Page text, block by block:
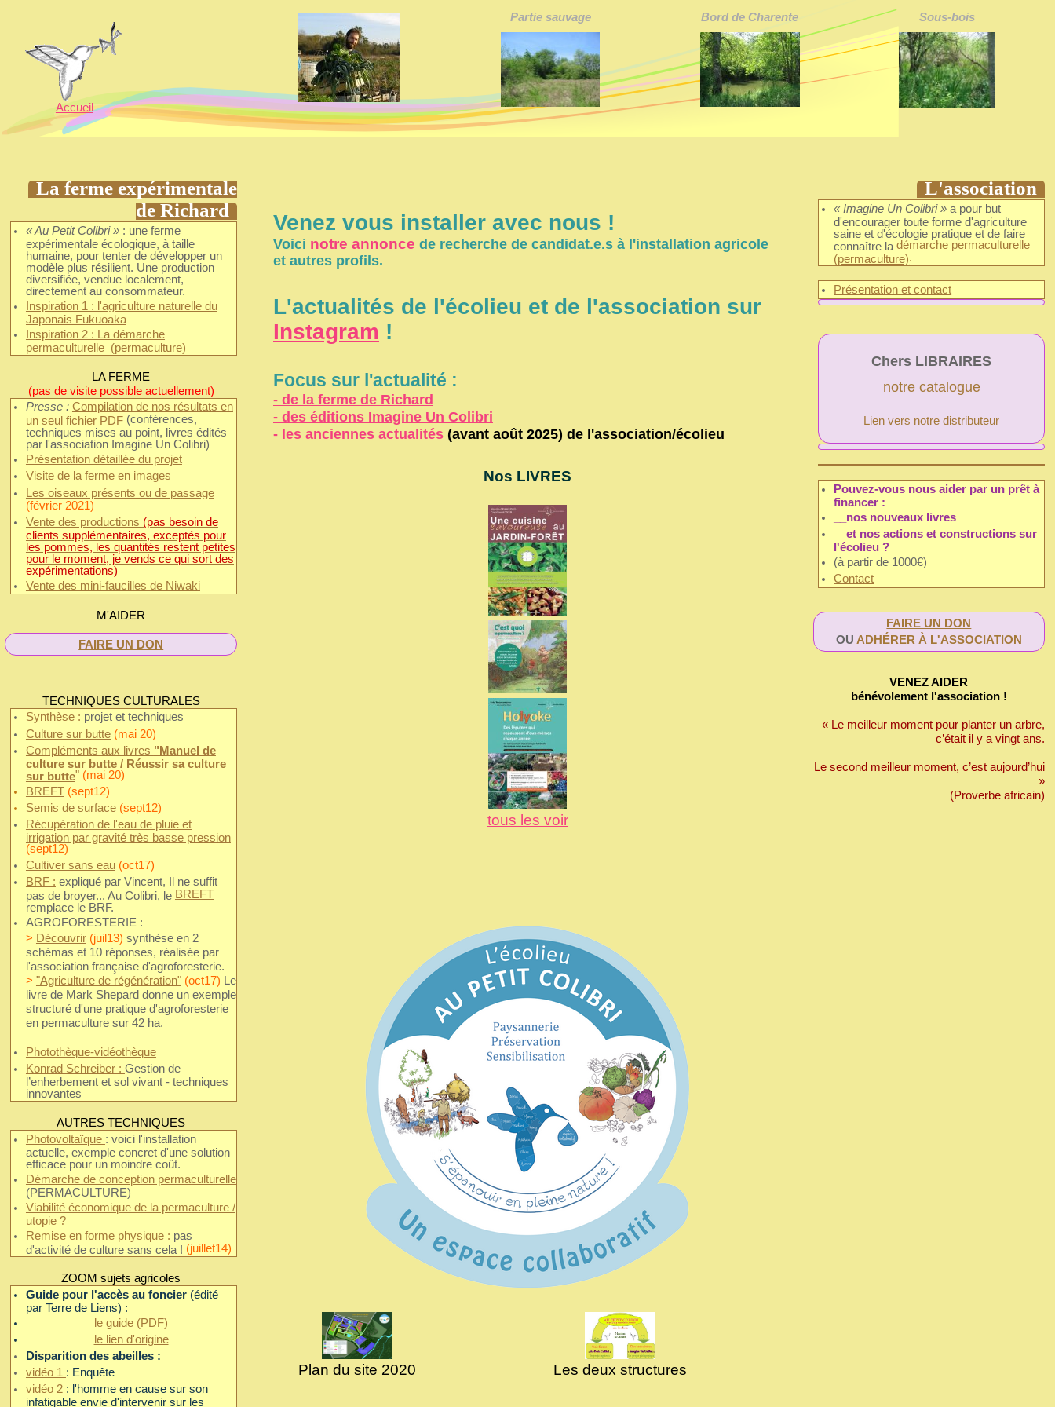
Accueil
Partie sauvage Bord de Charente Sous-bois
La ferme expérimentale
de Richard
« Au Petit Colibri »: une ferme
expérimentale écologique, à taille
humaine, pour tenter de développer un
modèle plus résilient. Une production
diversifiée, vendue localement,
directement au consommateur.
Inspiration 1 : l'agriculture naturelle du
Japonais Fukuoaka
Inspiration 2 : La démarche
permaculturelle (permaculture)
LA FERME
(pas de visite possible actuellement)
Presse : Compilation de nos résultats en
un seul fichier PDF(conférences,
techniques mises au point, livres édités
par l'association Imagine Un Colibri)
Présentation détaillée du projet
Visite de la ferme en images
Les oiseaux présents ou de passage
(février 2021)
Vente des productions (pas besoin de
clients supplémentaires, exceptés pour
les pommes, les quantités restent petites
pour le moment, je vends ce qui sort des
expérimentations)
Vente des mini-faucilles de Niwaki
M'AIDER
FAIRE UN DON
TECHNIQUES CULTURALES
Synthèse : projet et techniques
Culture sur butte (mai 20)
Compléments aux livres "Manuel de
culture sur butte / Réussir sa culture
sur butte" (mai 20)
BREFT (sept12)
Semis de surface(sept12)
Récupération de l'eau de pluie et
irrigation par gravité très basse pression
(sept12)
Cultiver sans eau(oct17)
BRF : expliqué par Vincent, Il ne suffit
pas de broyer... Au Colibri, le BREFT
remplace le BRF.
AGROFORESTERIE :
> Découvrir(juil13) synthèse en 2
schémas et 10 réponses, réalisée par
l'association française d'agroforesterie.
> "Agriculture de régénération"(oct17) Le
livre de Mark Shepard donne un exemple
structuré d'une pratique d'agroforesterie
en permaculture sur 42 ha.
Photothèque-vidéothèque
Konrad Schreiber : Gestion de
l’enherbement et sol vivant - techniques
innovantes
AUTRES TECHNIQUES
Photovoltaïque : voici l'installation
actuelle, exemple concret d'une solution
efficace pour un moindre coût.
Démarche de conception permaculturelle
(PERMACULTURE)
Viabilité économique de la permaculture /
utopie ?
Remise en forme physique : pas
d'activité de culture sans cela ! (juillet14)
ZOOM sujets agricoles
Guide pour l'accès au foncier(édité
par Terre de Liens) :
le guide (PDF)
le lien d'origine
Disparition des abeilles :
vidéo 1 : Enquête
vidéo 2 : l'homme en cause sur son
infatigable envie d'intervenir sur les
L'association
« Imagine Un Colibri » a pour but
d'encourager toute forme d'agriculture
saine et d'écologie pratique et de faire
connaître ladémarche permaculturelle
(permaculture).
Présentation et contact
Chers LIBRAIRES
notre catalogue
Lien vers notre distributeur
Pouvez-vous nous aider par un prêt à
financer :
__nos nouveaux livres
__et nos actions et constructions sur
l'écolieu ?
(à partir de 1000€)
Contact
FAIRE UN DON
OU ADHÉRER À L'ASSOCIATION
VENEZ AIDER
bénévolement l'association !
« Le meilleur moment pour planter un arbre,
c’était il y a vingt ans.
Le second meilleur moment, c’est aujourd’hui
»
(Proverbe africain)
Venez vous installer avec nous !
Voici notre annonce de recherche de candidat.e.s à l'installation agricole
et autres profils.
L'actualités de l'écolieu et de l'association sur
Instagram !
Focus sur l'actualité :
- de la ferme de Richard
- des éditions Imagine Un Colibri
- les anciennes actualités (avant août 2025) de l'association/écolieu
Nos LIVRES
tous les voir
Plan du site 2020 Les deux structures